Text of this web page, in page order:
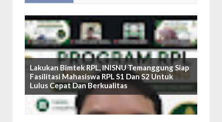
Lakukan Bimtek RPL, INISNU Temanggung Siap
Fasilitasi Mahasiswa RPL S1 Dan S2 Untuk
Lulus Cepat Dan Berkualitas